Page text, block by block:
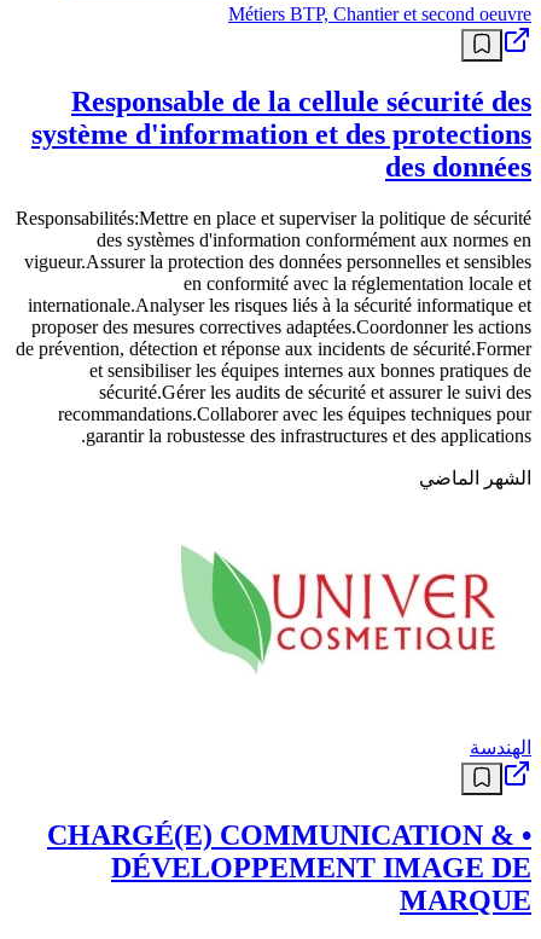
Métiers BTP, Chantier et second oeuvre
Responsable de la cellule sécurité des
système d'information et des protections
des données
Responsabilités:Mettre en place et superviser la politique de sécurité
des systèmes d'information conformément aux normes en
vigueur.Assurer la protection des données personnelles et sensibles
en conformité avec la réglementation locale et
internationale.Analyser les risques liés à la sécurité informatique et
proposer des mesures correctives adaptées.Coordonner les actions
de prévention, détection et réponse aux incidents de sécurité.Former
et sensibiliser les équipes internes aux bonnes pratiques de
sécurité.Gérer les audits de sécurité et assurer le suivi des
recommandations.Collaborer avec les équipes techniques pour
garantir la robustesse des infrastructures et des applications.
الشهر الماضي
الهندسة
• CHARGÉ(E) COMMUNICATION &
DÉVELOPPEMENT IMAGE DE
MARQUE